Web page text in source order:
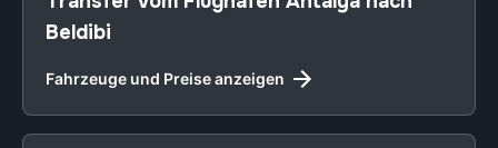
Beldibi
Fahrzeuge und Preise anzeigen